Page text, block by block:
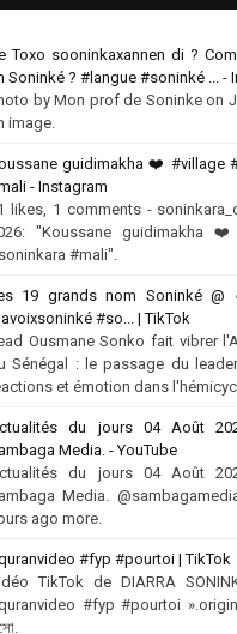
Toxo sooninkaxannen di ?
Soninké ? #langue #soninké ... -
by Mon prof de Soninke on
image.
guidimakha ❤️‍ #village
- Instagram
likes, 1 comments -
"Koussane guidimakha
#mali".
19 grands nom Soninké @
#so... | TikTok
Ousmane Sonko fait vibrer
Sénégal : le passage du
et émotion dans
du jours 04 Août
Media. - YouTube
du jours 04 Août
Media.
ago more.
#fyp #pourtoi | TikTok
TikTok de DIARRA
#fyp #pourtoi